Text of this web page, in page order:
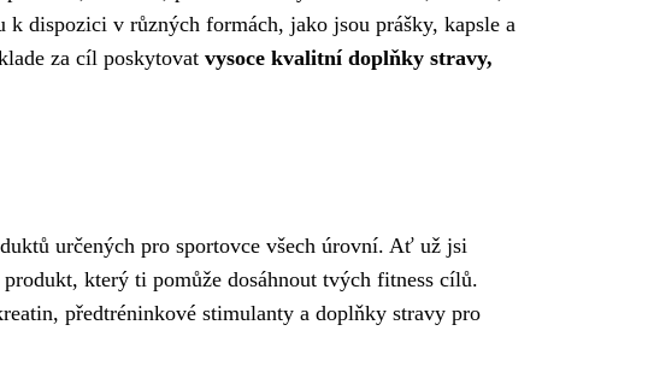
dispozici v různých formách, jako jsou prášky, kapsle a
za cíl poskytovat vysoce kvalitní doplňky stravy,
určených pro sportovce všech úrovní. Ať už jsi
který ti pomůže dosáhnout tvých fitness cílů.
předtréninkové stimulanty a doplňky stravy pro